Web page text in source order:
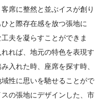
席に整然と並ぶイスが創り
と際存在感を放つ張地に
夫を凝らすことができま
れば、地元の特色を表現す
入れた時、座席を探す時、
性に思いを馳せることがで
の張地にデザインした、市